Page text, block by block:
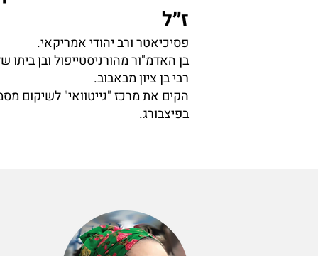
ז״ל
פסיכיאטר ורב יהודי אמריקאי.
בן האדמ"ור מהורניסטייפול ובן ביתו
רבי בן ציון מבאבוב.
הקים את מרכז "גייטוואי" לשיקום
בפיצבורג.